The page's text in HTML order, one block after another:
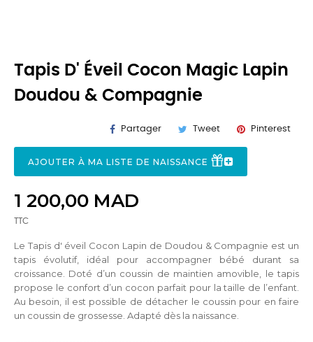
Tapis D' Éveil Cocon Magic Lapin
Doudou & Compagnie
Partager Tweet Pinterest
AJOUTER À MA LISTE DE NAISSANCE
1 200,00 MAD
TTC
Le Tapis d' éveil Cocon Lapin de Doudou & Compagnie est un
tapis évolutif, idéal pour accompagner bébé durant sa
croissance. Doté d’un coussin de maintien amovible, le tapis
propose le confort d’un cocon parfait pour la taille de l’enfant.
Au besoin, il est possible de détacher le coussin pour en faire
un coussin de grossesse. Adapté dès la naissance.